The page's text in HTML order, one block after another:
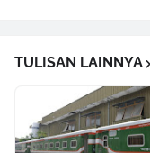
TULISAN LAINNYA